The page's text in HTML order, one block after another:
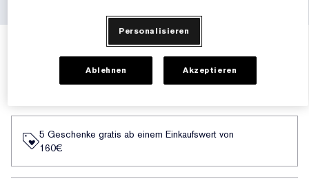
/Maßeinheit
AUSVERKAUFT
5 Geschenke gratis ab einem Einkaufswert von
160€​
Personalisieren
Ablehnen Akzeptieren